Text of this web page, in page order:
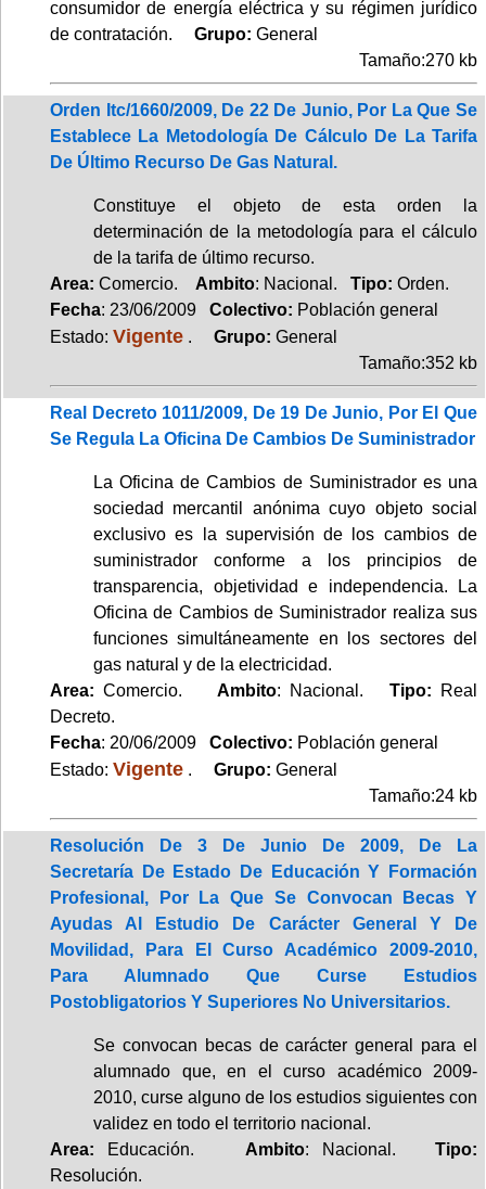
consumidor de energía eléctrica y su régimen jurídico
de contratación.
Grupo: General
Tamaño:270 kb
Orden Itc/1660/2009, De 22 De Junio, Por La Que Se
Establece La Metodología De Cálculo De La Tarifa
De Último Recurso De Gas Natural.
Constituye el objeto de esta orden la
determinación de la metodología para el cálculo
de la tarifa de último recurso.
Area: Comercio. Ambito: Nacional. Tipo: Orden.
Fecha: 23/06/2009 Colectivo: Población general
Estado: Vigente . Grupo: General
Tamaño:352 kb
Real Decreto 1011/2009, De 19 De Junio, Por El Que
Se Regula La Oficina De Cambios De Suministrador
La Oficina de Cambios de Suministrador es una
sociedad mercantil anónima cuyo objeto social
exclusivo es la supervisión de los cambios de
suministrador conforme a los principios de
transparencia, objetividad e independencia. La
Oficina de Cambios de Suministrador realiza sus
funciones simultáneamente en los sectores del
gas natural y de la electricidad.
Area: Comercio. Ambito: Nacional. Tipo:
Real
Decreto.
Fecha: 20/06/2009 Colectivo: Población general
Estado: Vigente . Grupo: General
Tamaño:24 kb
Resolución De 3 De Junio De 2009, De La
Secretaría De Estado De Educación Y Formación
Profesional, Por La Que Se Convocan Becas Y
Ayudas Al Estudio De Carácter General Y De
Movilidad, Para El Curso Académico 2009-2010,
Para Alumnado Que Curse Estudios
Postobligatorios Y Superiores No Universitarios.
Se convocan becas de carácter general para el
alumnado que, en el curso académico 2009-
2010, curse alguno de los estudios siguientes con
validez en todo el territorio nacional.
Area: Educación. Ambito: Nacional.Tipo:
Resolución.